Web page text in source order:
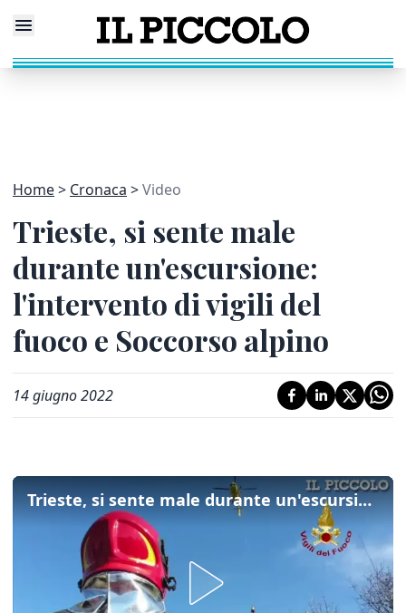
Home Cronaca Video
Trieste, si sente male
durante un'escursione:
l'intervento di vigili del
fuoco e Soccorso alpino
14 giugno 2022
Trieste, si sente male durante un'escursione: l'intervento di vigili del fuoco e Soccorso alpino